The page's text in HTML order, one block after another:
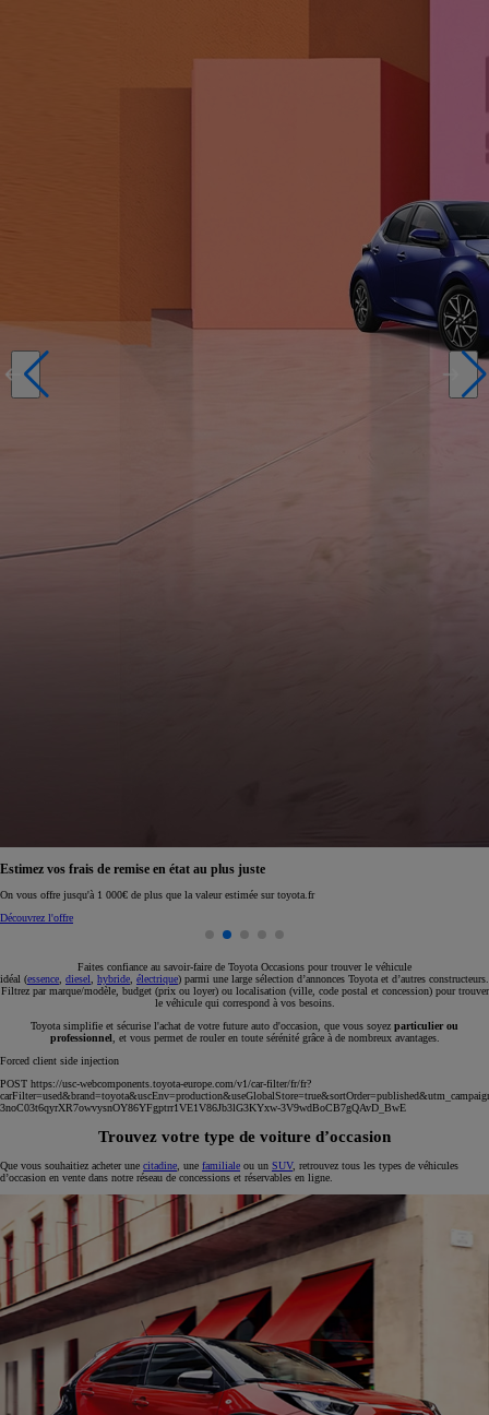
Estimez vos frais de remise en état au plus juste
On vous offre jusqu'à 1 000€ de plus que la valeur estimée sur toyota.fr
Découvrez l'offre
Faites confiance au savoir-faire de Toyota Occasions pour trouver le véhicule
idéal (essence, diesel, hybride, électrique) parmi une large sélection d’annonces Toyota et d’autres constructeurs.
Filtrez par marque/modèle, budget (prix ou loyer) ou localisation (ville, code postal et concession) pour trouver
le véhicule qui correspond à vos besoins.
Toyota simplifie et sécurise l'achat de votre future auto d'occasion, que vous soyez particulier ou
professionnel, et vous permet de rouler en toute sérénité grâce à de nombreux avantages.
Forced client side injection
POST https://usc-webcomponents.toyota-europe.com/v1/car-filter/fr/fr?
3noC03t6qyrXR7owvysnOY86YFgptrr1VE1V86Jb3lG3KYxw-3V9wdBoCB7gQAvD_BwE
Trouvez votre type de voiture d’occasion
Que vous souhaitiez acheter une citadine, une familiale ou un SUV, retrouvez tous les types de véhicules
d’occasion en vente dans notre réseau de concessions et réservables en ligne.